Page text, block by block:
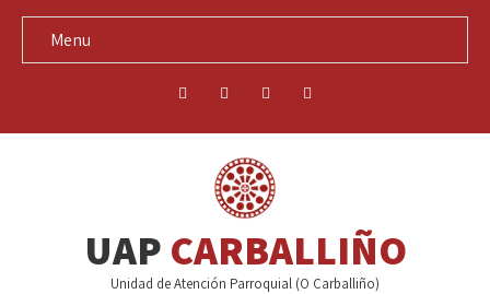
Menu
UAP CARBALLIÑO
Unidad de Atención Parroquial (O Carballiño)